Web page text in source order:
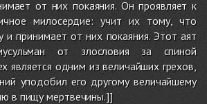
от них покаяния. Он проявляет к
милосердие: учит их тому, что
и принимает от них покаяния. Этот аят
от злословия за спиной
является одним из величайших грехов,
уподобил его другому величайшему
в пищу мертвечины.]]